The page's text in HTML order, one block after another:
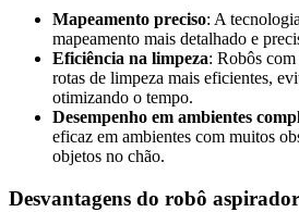
Mapeamento preciso: A
mapeamento mais detalhado e
Eficiência na limpeza: Robôs
rotas de limpeza mais eficientes,
otimizando o tempo.
Desempenho em ambientes
eficaz em ambientes com muitos
objetos no chão.
Desvantagens do robô